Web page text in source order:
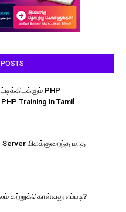
PHP
Training in Tamil
மிகக்குறைந்த மாத
கற்றுக்கொள்வது எப்படி?